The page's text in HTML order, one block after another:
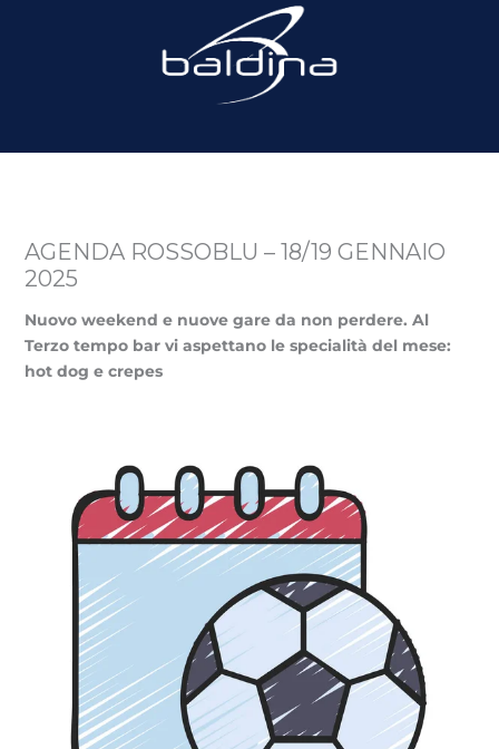
AGENDA ROSSOBLU – 18/19 GENNAIO
2025
Nuovo weekend e nuove gare da non perdere. Al
Terzo tempo bar vi aspettano le specialità del mese:
hot dog e crepes